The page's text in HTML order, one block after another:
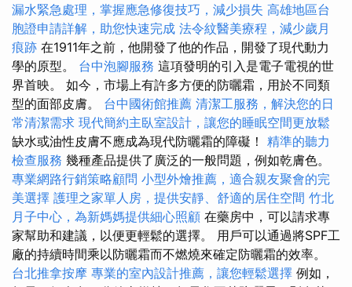
漏水緊急處理，掌握應急修復技巧，減少損失 高雄地區台
胞證申請詳解，助您快速完成 法令紋醫美療程，減少歲月
痕跡 在1911年之前，他開發了他的作品，開發了現代動力
學的原型。 台中泡腳服務 這項發明的引入是電子電視的世
界首映。 如今，市場上有許多方便的防曬霜，用於不同類
型的面部皮膚。 台中國術館推薦 清潔工服務，解決您的日
常清潔需求 現代簡約主臥室設計，讓您的睡眠空間更放鬆
缺水或油性皮膚不應成為現代防曬霜的障礙！ 精準的聽力
檢查服務 幾種產品提供了廣泛的一般問題，例如乾膚色。
專業網路行銷策略顧問 小型外燴推薦，適合親友聚會的完
美選擇 護理之家單人房，提供安靜、舒適的居住空間 竹北
月子中心，為新媽媽提供細心照顧 在藥房中，可以請求專
家幫助和建議，以便更輕鬆的選擇。 用戶可以通過將SPF工
廠的持續時間乘以防曬霜而不燃燒來確定防曬霜的效率。
台北推拿按摩 專業的室內設計推薦，讓您輕鬆選擇 例如，